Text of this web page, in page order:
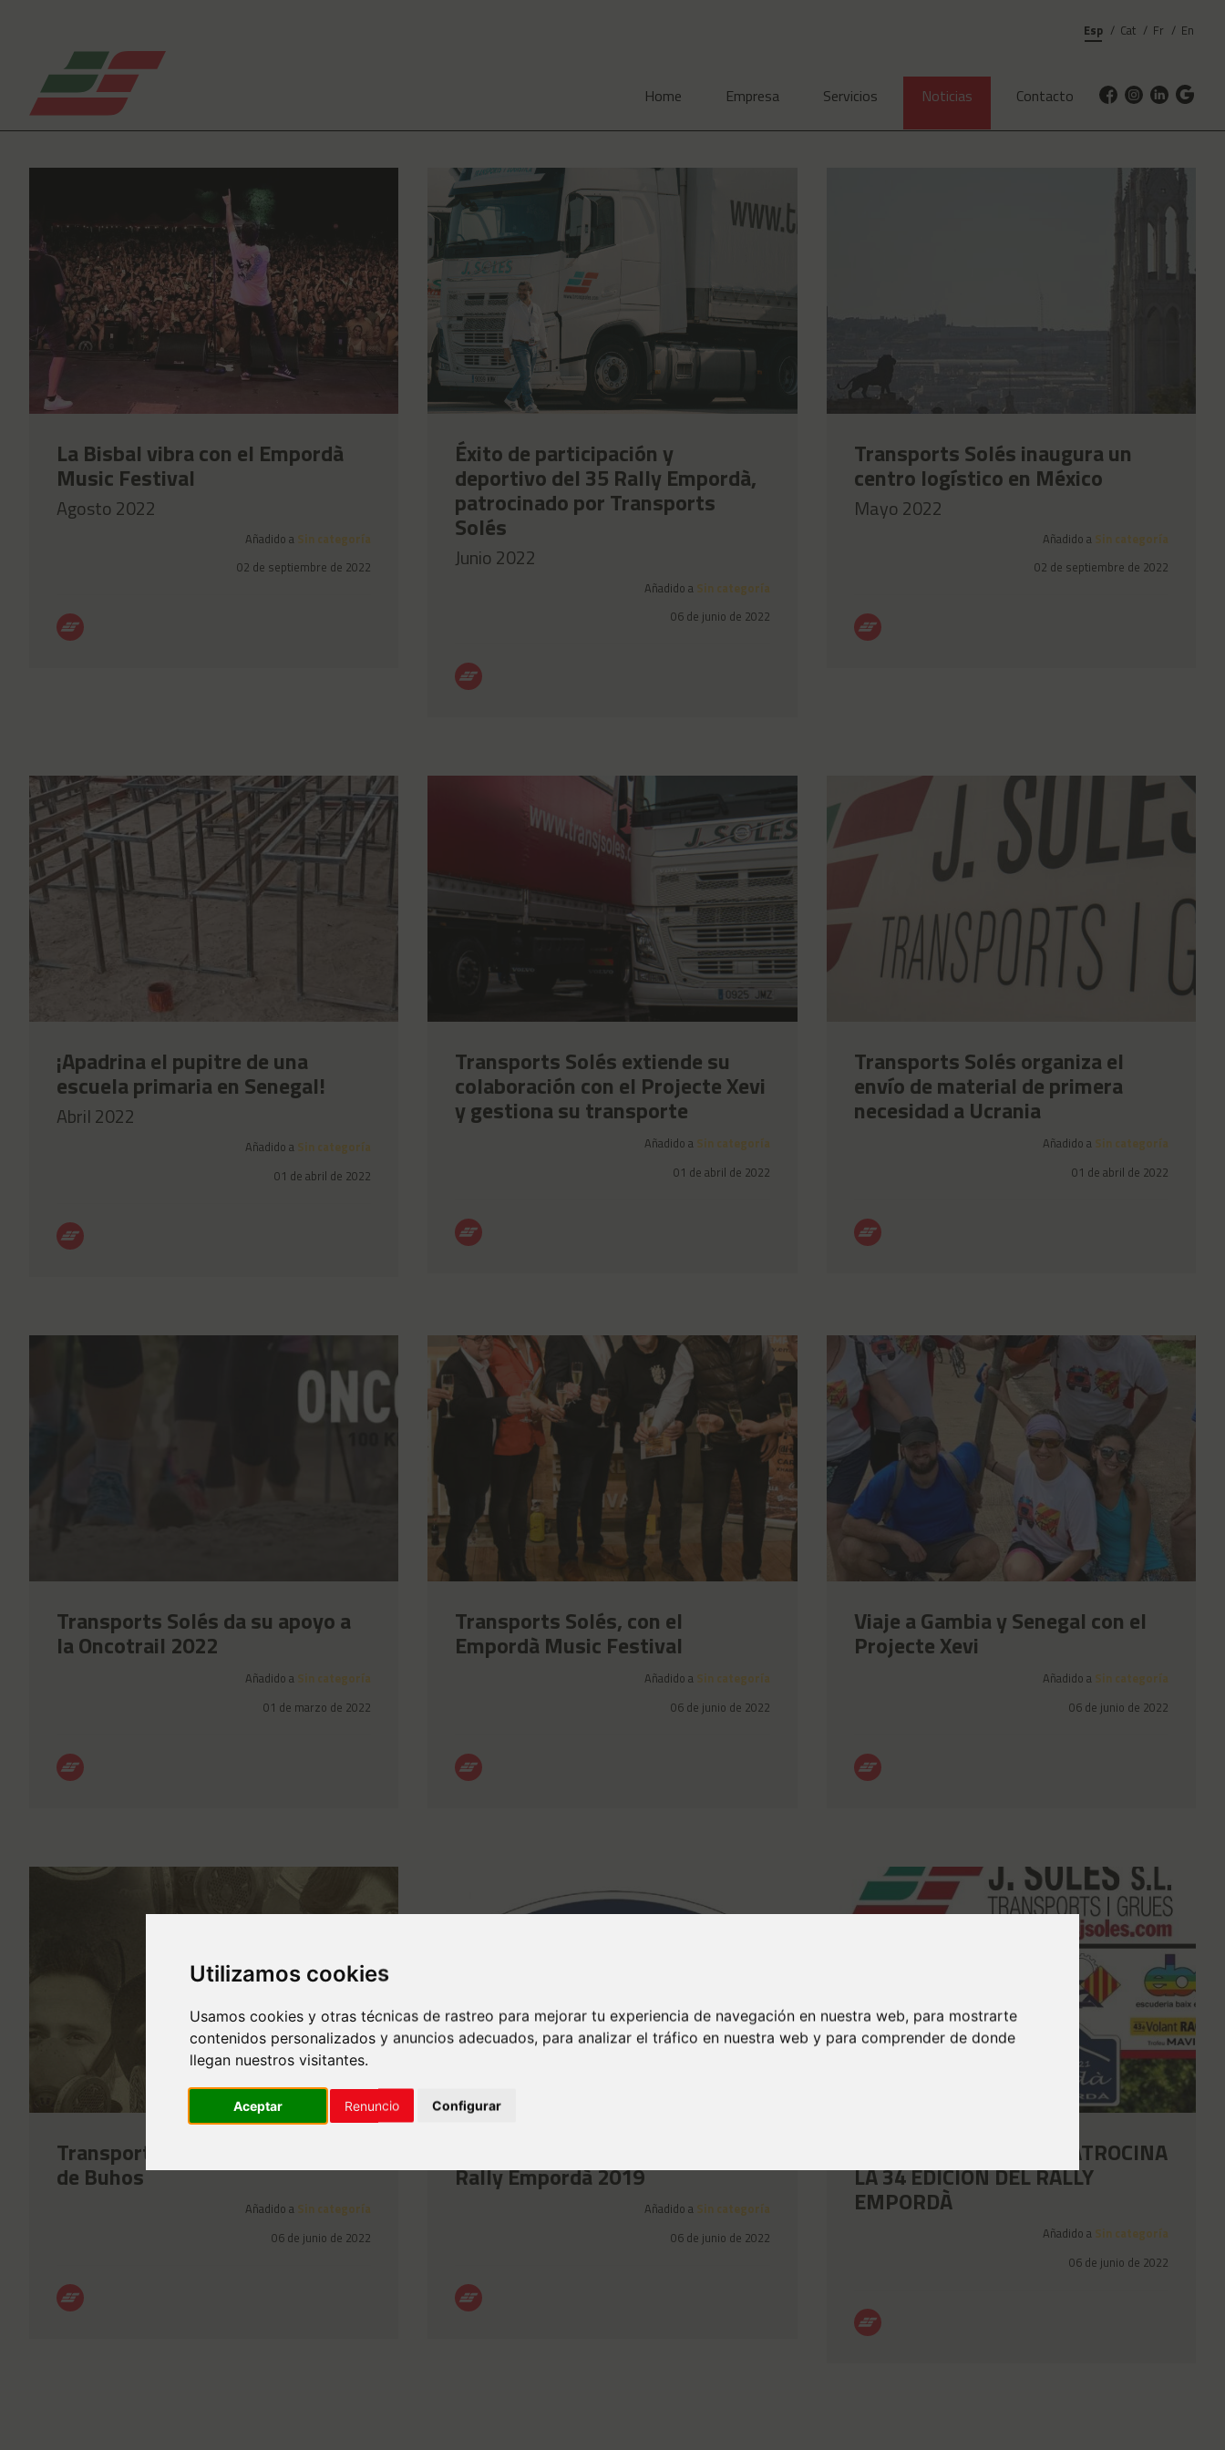
Utilizamos cookies
Usamos cookies y otras técnicas de rastreo para mejorar tu experiencia de navegación en nuestra web, para mostrarte
contenidos personalizados y anuncios adecuados, para analizar el tráfico en nuestra web y para comprender de donde
llegan nuestros visitantes.
Aceptar Renuncio Configurar
Esp Cat Fr En
Home Empresa Servicios Noticias Contacto
La Bisbal vibra con el Empordà
Music Festival
Agosto 2022
Añadido a Sin categoría
02 de septiembre de 2022
Éxito de participación y
deportivo del 35 Rally Empordà,
patrocinado por Transports
Solés
Junio 2022
Añadido a Sin categoría
06 de junio de 2022
Transports Solés inaugura un
centro logístico en México
Mayo 2022
Añadido a Sin categoría
02 de septiembre de 2022
¡Apadrina el pupitre de una
escuela primaria en Senegal!
Abril 2022
Añadido a Sin categoría
01 de abril de 2022
Transports Solés extiende su
colaboración con el Projecte Xevi
y gestiona su transporte
Añadido a Sin categoría
01 de abril de 2022
Transports Solés organiza el
envío de material de primera
necesidad a Ucrania
Añadido a Sin categoría
01 de abril de 2022
Transports Solés da su apoyo a
la Oncotrail 2022
Añadido a Sin categoría
01 de marzo de 2022
Transports Solés, con el
Empordà Music Festival
Añadido a Sin categoría
06 de junio de 2022
Viaje a Gambia y Senegal con el
Projecte Xevi
Añadido a Sin categoría
06 de junio de 2022
Transports Solés, con la música
de Buhos
Añadido a Sin categoría
06 de junio de 2022
Rally Empordà 2019
Añadido a Sin categoría
06 de junio de 2022
TRANSPORTS SOLÉS PATROCINA
LA 34 EDICIÓN DEL RALLY
EMPORDÀ
Añadido a Sin categoría
06 de junio de 2022